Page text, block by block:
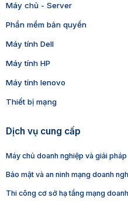
Máy chủ - Server
Phần mềm bản quyền
Máy tính Dell
Máy tính HP
Máy tính lenovo
Thiết bị mạng
Dịch vụ cung cấp
Máy chủ doanh nghiệp và giải
Bảo mật và an ninh mạng doanh
Thi công cơ sở hạ tầng mạng